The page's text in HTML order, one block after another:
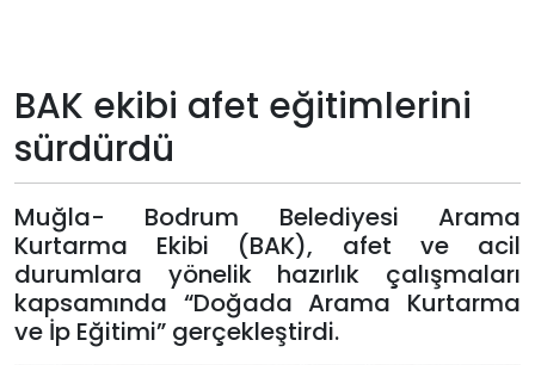
Künye
Giriş
Yap
BAK ekibi afet eğitimlerini
sürdürdü
Muğla- Bodrum Belediyesi Arama
Kurtarma Ekibi (BAK), afet ve acil
durumlara yönelik hazırlık çalışmaları
kapsamında “Doğada Arama Kurtarma
ve İp Eğitimi” gerçekleştirdi.